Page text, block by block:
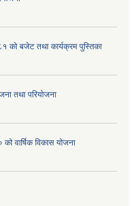
को बजेट तथा कार्यक्रम पुस्तिका
तथा परियोजना
वार्षिक विकास योजना